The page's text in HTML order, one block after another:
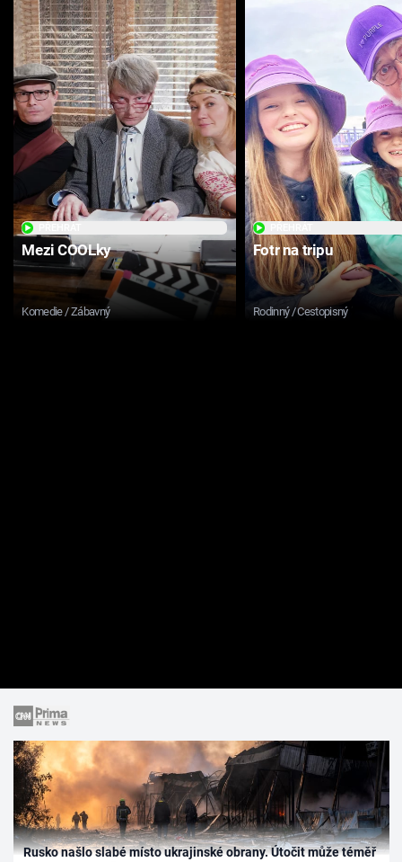
Mezi COOLky
Komedie / Zábavný
Fotr na tripu
Rodinný / Cestopisný
Rusko našlo slabé místo ukrajinské obrany. Útočit může téměř